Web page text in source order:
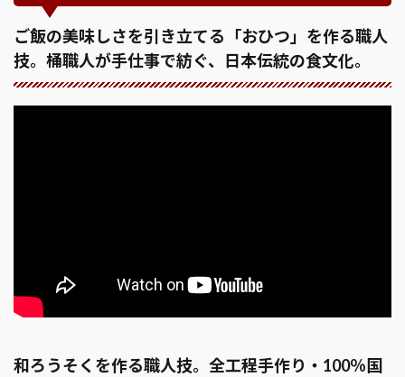
ご飯の美味しさを引き立てる「おひつ」を作る職人
技。桶職人が手仕事で紡ぐ、日本伝統の食文化。
和ろうそくを作る職人技。全工程手作り・100％国